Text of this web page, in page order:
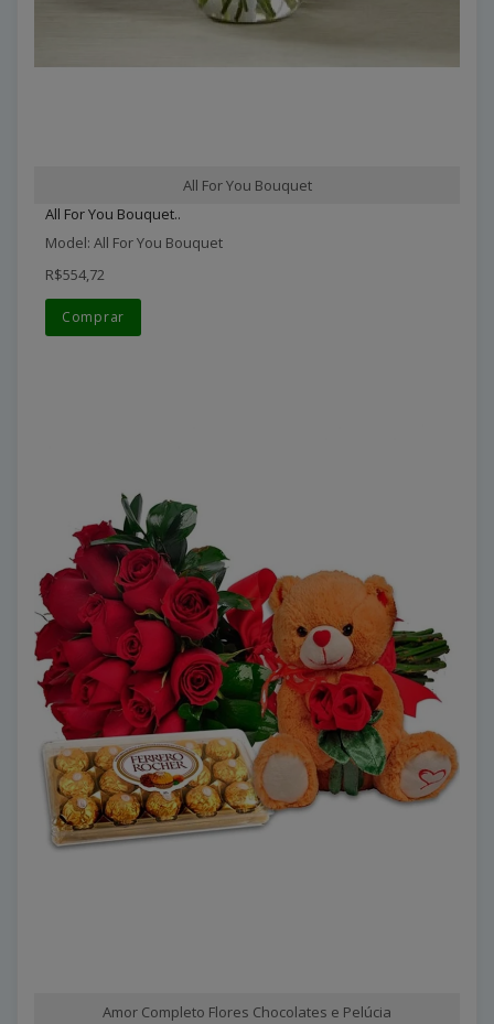
All For You Bouquet
All For You Bouquet..
Model: All For You Bouquet
R$554,72
Comprar
Amor Completo Flores Chocolates e Pelúcia